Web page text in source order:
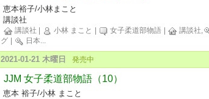
恵本裕子/小林まこと
講談社
講談社 小林 まこと 女子柔道部物語 講談社,
グ
日本...
2021-01-21 木曜日 発売中
JJM 女子柔道部物語（10）
恵本 裕子/小林 まこと